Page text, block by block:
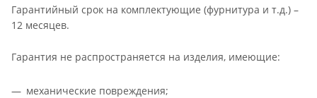
Гарантийный срок на комплектующие (фурнитура и т.д.) –
12 месяцев.
Гарантия не распространяется на изделия, имеющие:
механические повреждения;